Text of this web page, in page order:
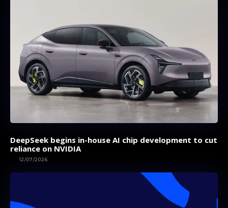
DeepSeek begins in-house AI chip development to cut
reliance on NVIDIA
12/07/2026